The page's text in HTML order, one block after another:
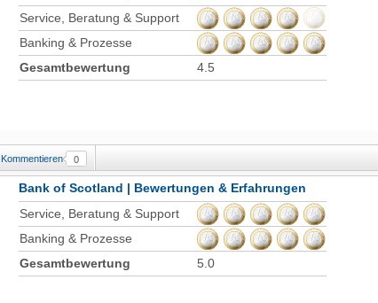
Service, Beratung & Support
Banking & Prozesse
Gesamtbewertung
4.5
Kommentieren 0
Bank of Scotland | Bewertungen & Erfahrungen
Service, Beratung & Support
Banking & Prozesse
Gesamtbewertung
5.0